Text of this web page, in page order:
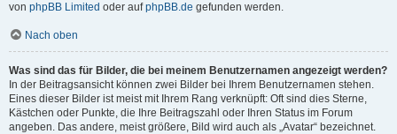
von phpBB Limited oder aufphpBB.de gefunden werden.
Nach oben
Was sind das für Bilder, die bei meinem Benutzernamen angezeigt werden?
In der Beitragsansicht können zwei Bilder bei Ihrem Benutzernamen stehen.
Eines dieser Bilder ist meist mit Ihrem Rang verknüpft: Oft sind dies Sterne,
Kästchen oder Punkte, die Ihre Beitragszahl oder Ihren Status im Forum
angeben. Das andere, meist größere, Bild wird auch als „Avatar“ bezeichnet.